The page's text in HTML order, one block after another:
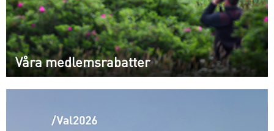
Våra medlemsrabatter